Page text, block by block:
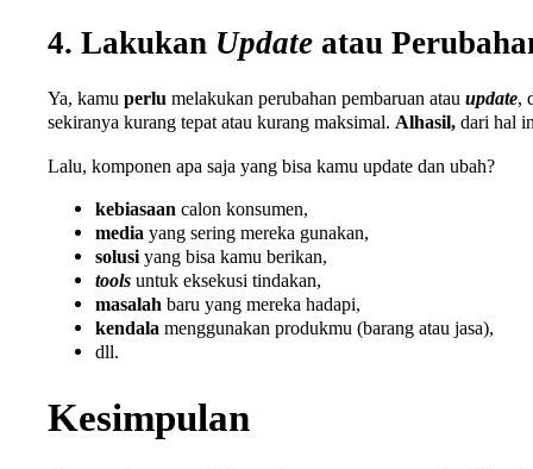
4. Lakukan Update atau
Ya, kamu perlu melakukan perubahan pembaruan atau update,
sekiranya kurang tepat atau kurang maksimal. Alhasil, dari hal
Lalu, komponen apa saja yang bisa kamu update dan ubah?
kebiasaan calon konsumen,
media yang sering mereka gunakan,
solusiyang bisa kamu berikan,
tools untuk eksekusi tindakan,
masalah baru yang mereka hadapi,
kendala menggunakan produkmu (barang atau jasa),
dll.
Kesimpulan